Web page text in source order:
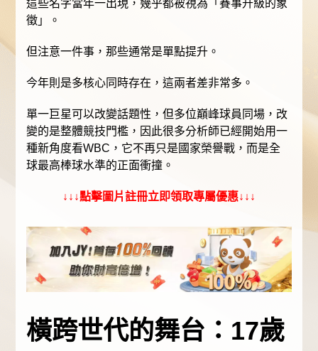
這些名字當年一出現，幾乎都被視為「賽事升級的象
徵」。
但注意一件事，那些通常是單點提升。
今年則是多核心同時存在，這兩者差非常多。
單一巨星可以改變話題性，但多位巔峰球員同場，改
變的是整體競技門檻，因此很多分析師已經開始用一
種新角度看WBC，它不再只是國家榮譽戰，而是全
球最高棒球水準的正面衝撞。
↓↓↓點擊圖片註冊立即領取專屬優惠↓↓↓
橫跨世代的舞台：17歲